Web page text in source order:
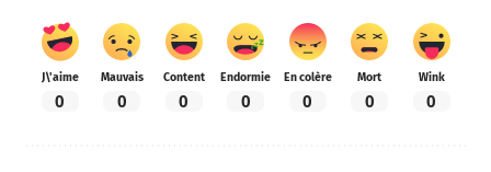
J\'aime
0
Mauvais
0
Content
0
Endormie
0
En colère
0
Mort
0
Wink
0